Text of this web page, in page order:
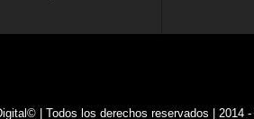
| Todos los derechos reservados | 2014 -